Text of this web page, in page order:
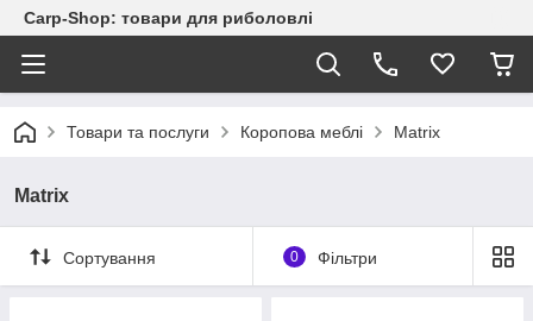
Carp-Shop: товари для риболовлі
Товари та послуги Коропова меблі Matrix
Matrix
Сортування 0 Фільтри